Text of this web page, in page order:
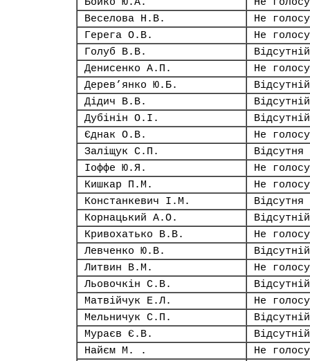
Веселова Н.В.
Не
Герега О.В.
Не
Голуб В.В.
Відсутній
Денисенко А.П.
Не
Дерев’янко Ю.Б.
Відсутній
Дідич В.В.
Відсутній
Дубінін О.І.
Відсутній
Єднак О.В.
Не
Заліщук С.П.
Відсутня
Іоффе Ю.Я.
Не
Кишкар П.М.
Не
Констанкевич І.М.
Відсутня
Корнацький А.О.
Відсутній
Кривохатько В.В.
Не
Левченко Ю.В.
Відсутній
Литвин В.М.
Не
Льовочкін С.В.
Відсутній
Матвійчук Е.Л.
Не
Мельничук С.П.
Відсутній
Мураєв Є.В.
Відсутній
Найєм М. .
Не